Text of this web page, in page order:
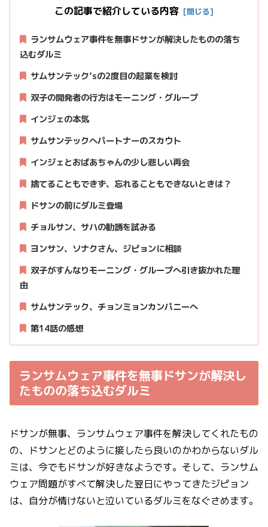
この記事で紹介している内容
ランサムウェア事件を無事ドサンが解決したものの落ち
込むダルミ
サムサンテック’sの2度目の起業を検討
双子の開発者の行方はモーニング・グループ
インジェの本気
サムサンテックへパートナーのスカウト
インジェとおばあちゃんの少し悲しい再会
捨てることもできず、忘れることもできないときは？
ドサンの前にダルミ登場
チョルサン、サハの勧誘を試みる
ヨンサン、ソナクさん、ジピョンに相談
双子がすんなりモーニング・グループへ引き抜かれた理
由
サムサンテック、チョンミョンカンパニーへ
第14話の感想
ランサムウェア事件を無事ドサンが解決し
たものの落ち込むダルミ
ドサンが無事、ランサムウェア事件を解決してくれたもの
の、ドサンとどのように接したら良いのかわからないダル
ミは、今でもドサンが好きなようです。そして、ランサム
ウェア問題がすべて解決した翌日にやってきたジピョン
は、自分が情けないと泣いているダルミをなぐさめます。